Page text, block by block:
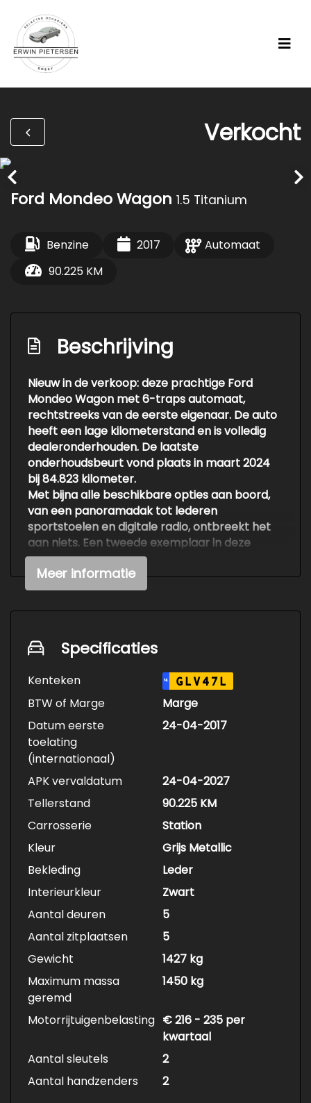
Verkocht
Ford Mondeo Wagon 1.5 Titanium
Benzine 2017
Automaat
90.225 KM
Beschrijving
Nieuw in de verkoop: deze prachtige Ford
Mondeo Wagon met 6-traps automaat,
rechtstreeks van de eerste eigenaar. De auto
heeft een lage kilometerstand en is volledig
dealeronderhouden. De laatste
onderhoudsbeurt vond plaats in maart 2024
bij 84.823 kilometer.
Met bijna alle beschikbare opties aan boord,
van een panoramadak tot lederen
sportstoelen en digitale radio, ontbreekt het
aan niets. Een tweede exemplaar in deze
uitvoering en staat is momenteel niet te
vinden in Nederland.
Belangrijkste kenmerken:
Kilometerstand: 90.225 km (volledig
aantoonbaar)
Transmissie: Automaat (6-traps)
Brandstof: Benzine (1.5 EcoBoost, 118 kW)
Kleur exterieur: Magnetic (donkergrijs
metallic)
Kleur interieur: Luxury Leather Charcoal
Black (zwart leer)
Luxe & Comfort:
control dual zone)
Sportstoelen met lederen bekleding en
Panoramisch zonnedak
Elektrisch verstelbare voorstoelen
inclusief lendensteun
Geavanceerde technologie:
SYNC 3 infotainmentsysteem met
touchscreen en navigatie
Premium sound system met 12
luidsprekers en subwoofer
Bluetooth, USB-aansluiting en
spraakbesturing voor eenvoudige
Achteruitrijcamera en parkeersensoren
voor en achter (Active Park Assist) voor
Meer informatie
Specificaties
Kenteken NL GLV47L
BTW of Marge
Marge
Datum eerste
toelating
(internationaal)
24-04-2017
APK vervaldatum
24-04-2027
Tellerstand
90.225 KM
Carrosserie
Station
Kleur
Grijs Metallic
Bekleding
Leder
Interieurkleur
Zwart
Aantal deuren
5
Aantal zitplaatsen
5
Gewicht
1427 kg
Maximum massa
geremd
1450 kg
Motorrijtuigenbelasting € 216 - 235 per
kwartaal
Aantal sleutels
2
Aantal handzenders
2